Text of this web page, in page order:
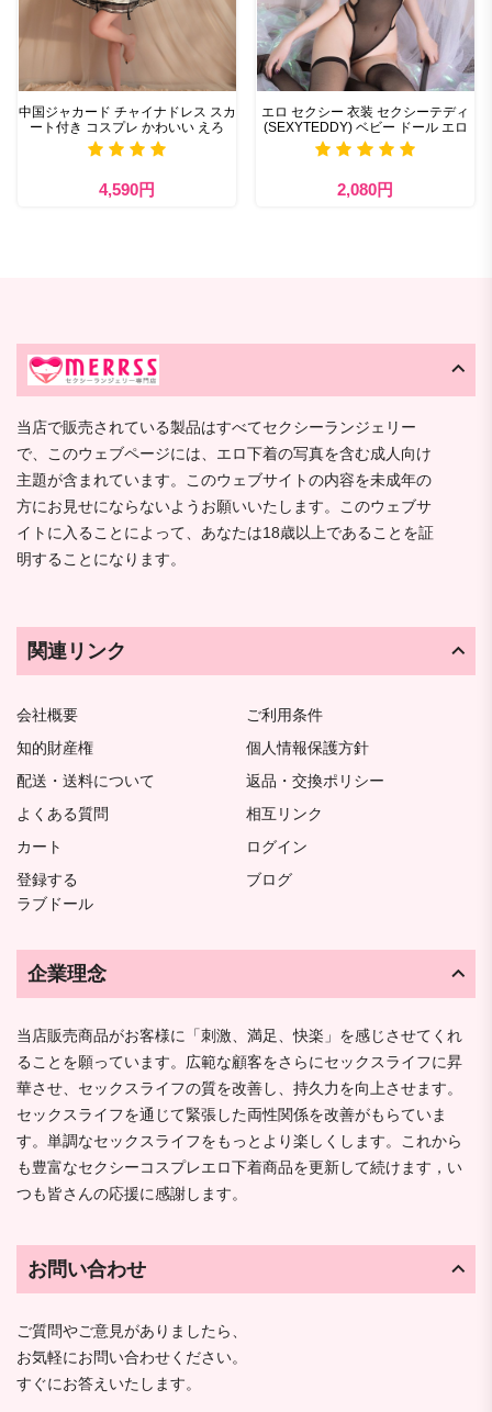
中国ジャカード チャイナドレス スカ
ート付き コスプレ かわいい えろ
4,590円
エロ セクシー 衣装 セクシーテディ
(SEXYTEDDY) ベビー ドール エロ
2,080円
当店で販売されている製品はすべてセクシーランジェリー
で、このウェブページには、エロ下着の写真を含む成人向け
主題が含まれています。このウェブサイトの内容を未成年の
方にお見せにならないようお願いいたします。このウェブサ
イトに入ることによって、あなたは18歳以上であることを証
明することになります。
関連リンク
会社概要
ご利用条件
知的財産権
個人情報保護方針
配送・送料について
返品・交換ポリシー
よくある質問
相互リンク
カート
ログイン
登録する
ブログ
ラブドール
企業理念
当店販売商品がお客様に「刺激、満足、快楽」を感じさせてくれ
ることを願っています。広範な顧客をさらにセックスライフに昇
華させ、セックスライフの質を改善し、持久力を向上させます。
セックスライフを通じて緊張した両性関係を改善がもらていま
す。単調なセックスライフをもっとより楽しくします。これから
も豊富なセクシーコスプレエロ下着商品を更新して続けます，い
つも皆さんの応援に感謝します。
お問い合わせ
ご質問やご意見がありましたら、
お気軽にお問い合わせください。
すぐにお答えいたします。